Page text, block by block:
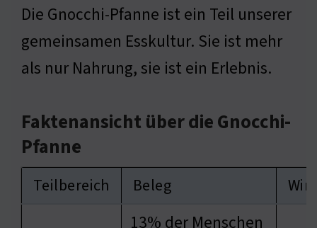
Die Gnocchi-Pfanne ist ein Teil unserer
gemeinsamen Esskultur. Sie ist mehr
als nur Nahrung, sie ist ein Erlebnis.
Faktenansicht über die Gnocchi-
Pfanne
Teilbereich Beleg
13% der Menschen